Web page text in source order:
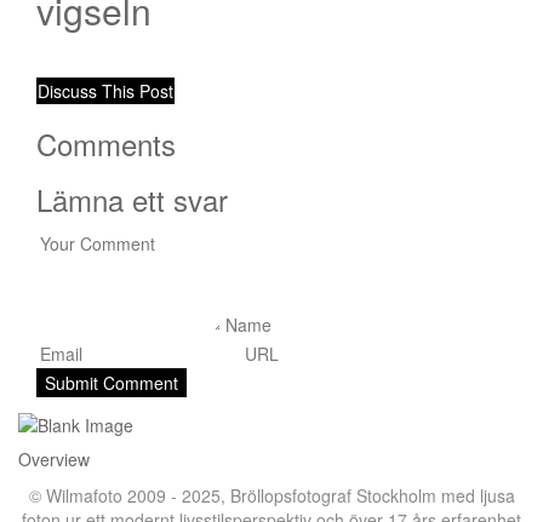
vigseln
Discuss This Post
Comments
Lämna ett svar
Overview
© Wilmafoto 2009 - 2025, Bröllopsfotograf Stockholm med ljusa